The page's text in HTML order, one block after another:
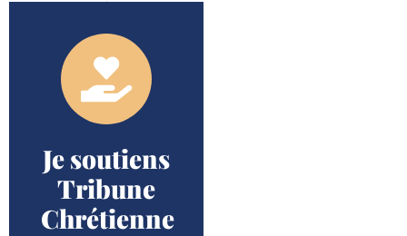
Je soutiens
Tribune
Chrétienne